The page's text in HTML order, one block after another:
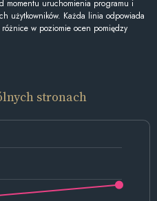
momentu uruchomienia programu i
użytkowników. Każda linia odpowiada
w poziomie ocen pomiędzy
stronach